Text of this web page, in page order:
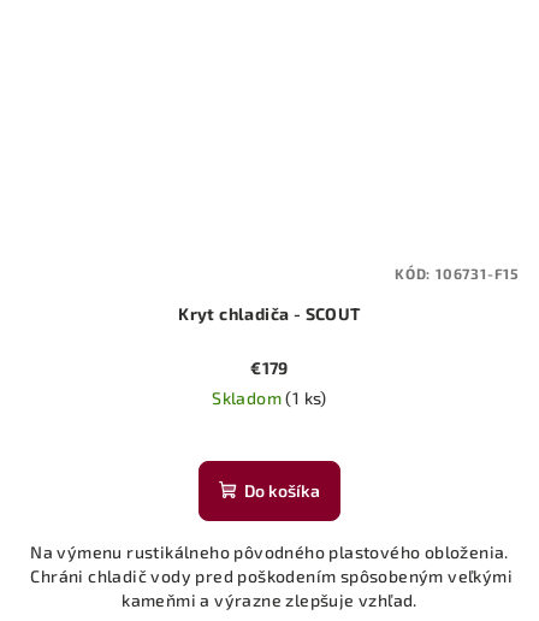
Kryt chladiča - SCOUT
€179
Skladom(1 ks)
Do košíka
Na výmenu rustikálneho pôvodného plastového obloženia.
Chráni chladič vody pred poškodením spôsobeným veľkými
kameňmi a výrazne zlepšuje vzhľad.
KÓD: 106731-F15